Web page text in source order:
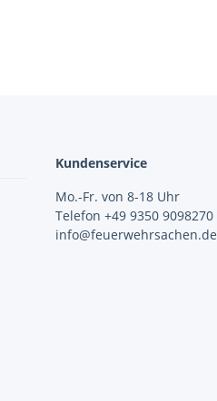
Kundenservice
Mo.-Fr. von 8-18 Uhr
Telefon +49 9350 9098270
info@feuerwehrsachen.de